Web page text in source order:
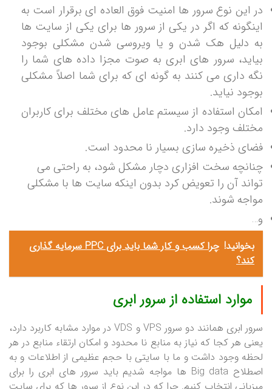
در این نوع سرور ها امنیت فوق العاده ای برقرار است به
اینگونه که اگر در یکی از سرور ها برای یکی از سایت ها
به دلیل هک شدن و یا ویروسی شدن مشکلی بوجود
بیاید، سرور های ابری به صوت مجزا داده های شما را
نگه داری می کنند به گونه ای که برای شما اصلاً مشکلی
بوجود نیاید.
امکان استفاده از سیستم عامل های مختلف برای کاربران
مختلف وجود دارد.
فضای ذخیره سازی بسیار نا محدود است.
چنانچه سخت افزاری دچار مشکل شود، به راحتی می
تواند آن را تعویض کرد بدون اینکه سایت ها با مشکلی
مواجه شوند.
و…
بخوانید!
چرا کسب و کار شما باید برای PPC سرمایه گذاری
کند؟
موارد استفاده از سرور ابری
سرور ابری همانند دو سرور VPS و VDS در موارد مشابه کاربرد دارد،
یعنی هر کجا که نیاز به منابع نا محدود و امکان ارتقاء منابع در هر
لحظه وجود داشت و ما با سایتی با حجم عظیمی از اطلاعات و به
اصطلاح Big data ها مواجه شدیم باید سرور های ابری را برای